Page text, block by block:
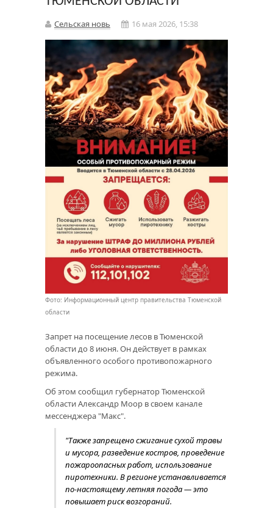
Сельская новь 16 мая 2026, 15:38
Фото: Информационный центр правительства Тюменской
области
Запрет на посещение лесов в Тюменской
области до 8 июня. Он действует в рамках
объявленного особого противопожарного
режима.
Об этом сообщил губернатор Тюменской
области Александр Моор в своем канале
мессенджера "Макс".
"Также запрещено сжигание сухой травы
и мусора, разведение костров, проведение
пожароопасных работ, использование
пиротехники. В регионе устанавливается
по-настоящему летняя погода — это
повышает риск возгораний.